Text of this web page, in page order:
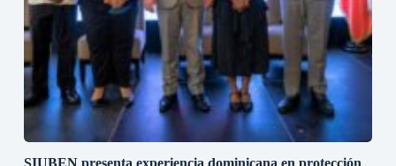
SIUBEN presenta experiencia dominicana en protección